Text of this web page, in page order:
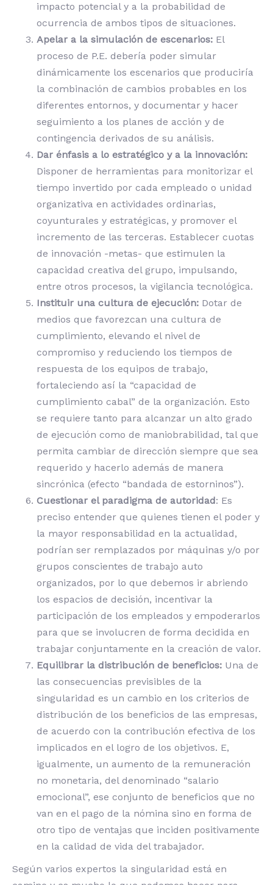
impacto potencial y a la probabilidad de
ocurrencia de ambos tipos de situaciones.
Apelar a la simulación de escenarios: El
proceso de P.E. debería poder simular
dinámicamente los escenarios que produciría
la combinación de cambios probables en los
diferentes entornos, y documentar y hacer
seguimiento a los planes de acción y de
contingencia derivados de su análisis.
Dar énfasis a lo estratégico y a la innovación:
Disponer de herramientas para monitorizar el
tiempo invertido por cada empleado o unidad
organizativa en actividades ordinarias,
coyunturales y estratégicas, y promover el
incremento de las terceras. Establecer cuotas
de innovación -metas- que estimulen la
capacidad creativa del grupo, impulsando,
entre otros procesos, la vigilancia tecnológica.
Instituir una cultura de ejecución: Dotar de
medios que favorezcan una cultura de
cumplimiento, elevando el nivel de
compromiso y reduciendo los tiempos de
respuesta de los equipos de trabajo,
fortaleciendo así la “capacidad de
cumplimiento cabal” de la organización. Esto
se requiere tanto para alcanzar un alto grado
de ejecución como de maniobrabilidad, tal que
permita cambiar de dirección siempre que sea
requerido y hacerlo además de manera
sincrónica (efecto “bandada de estorninos”).
Cuestionar el paradigma de autoridad: Es
preciso entender que quienes tienen el poder y
la mayor responsabilidad en la actualidad,
podrían ser remplazados por máquinas y/o por
grupos conscientes de trabajo auto
organizados, por lo que debemos ir abriendo
los espacios de decisión, incentivar la
participación de los empleados y empoderarlos
para que se involucren de forma decidida en
trabajar conjuntamente en la creación de valor.
Equilibrar la distribución de beneficios: Una de
las consecuencias previsibles de la
singularidad es un cambio en los criterios de
distribución de los beneficios de las empresas,
de acuerdo con la contribución efectiva de los
implicados en el logro de los objetivos. E,
igualmente, un aumento de la remuneración
no monetaria, del denominado “salario
emocional”, ese conjunto de beneficios que no
van en el pago de la nómina sino en forma de
otro tipo de ventajas que inciden positivamente
en la calidad de vida del trabajador.
Según varios expertos la singularidad está en